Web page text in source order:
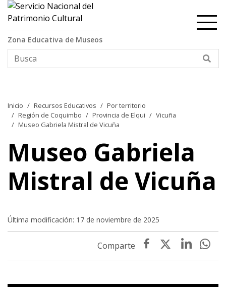
Contenido principal
Zona Educativa de Museos
Inicio Recursos Educativos
Por territorio
Región de Coquimbo
Provincia de Elqui
Vicuña
Museo Gabriela Mistral de Vicuña
Museo Gabriela
Mistral de Vicuña
Última modificación: 17 de noviembre de 2025